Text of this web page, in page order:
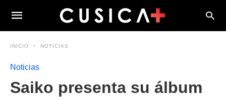
INICIO NOTICIAS
Noticias
Saiko presenta su álbum